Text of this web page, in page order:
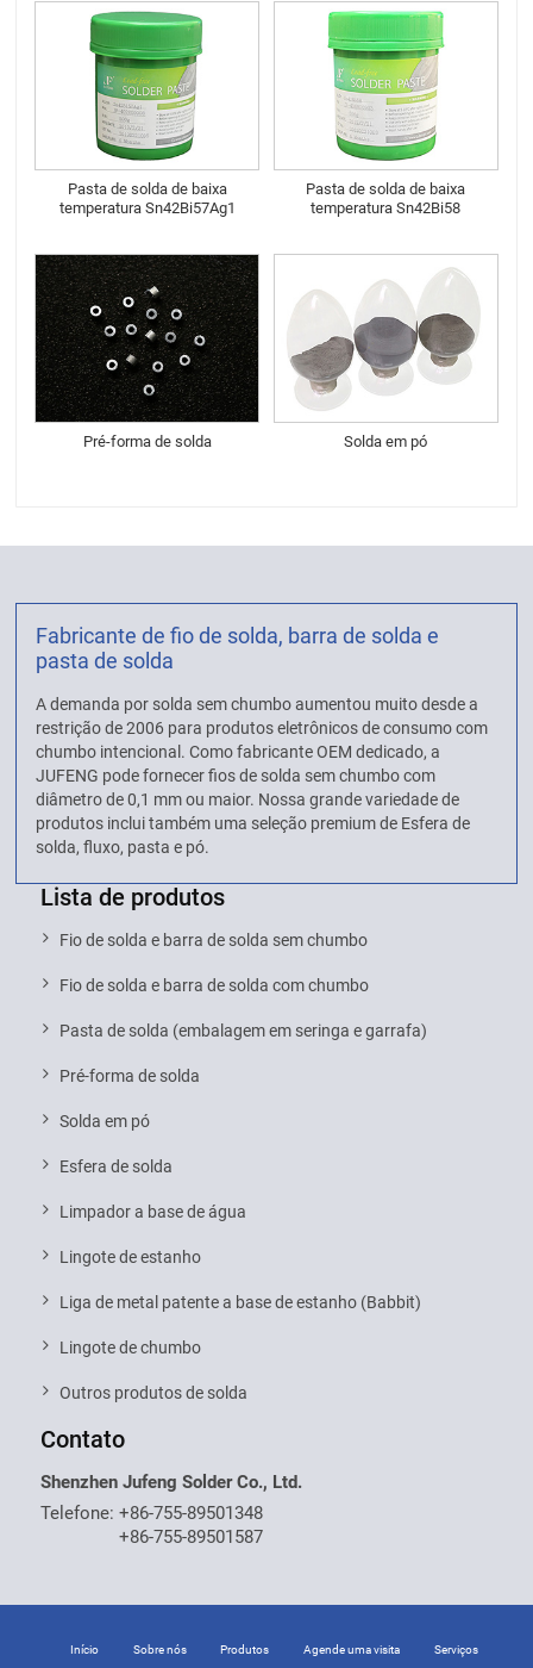
Pasta de solda de baixa
temperatura Sn42Bi57Ag1
Pasta de solda de baixa
temperatura Sn42Bi58
Pré-forma de solda Solda em pó
Fabricante de fio de solda, barra de solda e
pasta de solda
A demanda por solda sem chumbo aumentou muito desde a
restrição de 2006 para produtos eletrônicos de consumo com
chumbo intencional. Como fabricante OEM dedicado, a
JUFENG pode fornecer fios de solda sem chumbo com
diâmetro de 0,1 mm ou maior. Nossa grande variedade de
produtos inclui também uma seleção premium de Esfera de
solda, fluxo, pasta e pó.
Lista de produtos
Fio de solda e barra de solda sem chumbo
Fio de solda e barra de solda com chumbo
Pasta de solda (embalagem em seringa e garrafa)
Pré-forma de solda
Solda em pó
Esfera de solda
Limpador a base de água
Lingote de estanho
Liga de metal patente a base de estanho (Babbit)
Lingote de chumbo
Outros produtos de solda
Contato
Shenzhen Jufeng Solder Co., Ltd.
Telefone:+86-755-89501348
+86-755-89501587
Início Sobre nós Produtos Agende uma visita Serviços